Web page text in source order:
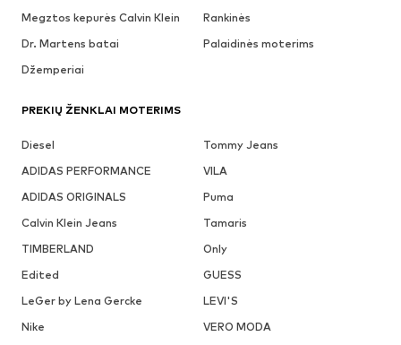
Megztos kepurės Calvin Klein
Rankinės
Dr. Martens batai
Palaidinės moterims
Džemperiai
PREKIŲ ŽENKLAI MOTERIMS
Diesel
Tommy Jeans
ADIDAS PERFORMANCE
VILA
ADIDAS ORIGINALS
Puma
Calvin Klein Jeans
Tamaris
TIMBERLAND
Only
Edited
GUESS
LeGer by Lena Gercke
LEVI'S
Nike
VERO MODA